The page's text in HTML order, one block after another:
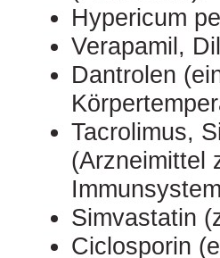
Hypericum
Verapamil,
Dantrolen
Tacrolimus,
(Arzneimittel
Simvastatin
Ciclosporin